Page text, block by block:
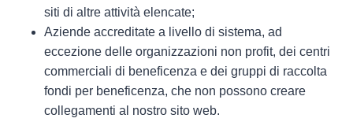
siti di altre attività elencate;
Aziende accreditate a livello di sistema, ad
eccezione delle organizzazioni non profit, dei centri
commerciali di beneficenza e dei gruppi di raccolta
fondi per beneficenza, che non possono creare
collegamenti al nostro sito web.